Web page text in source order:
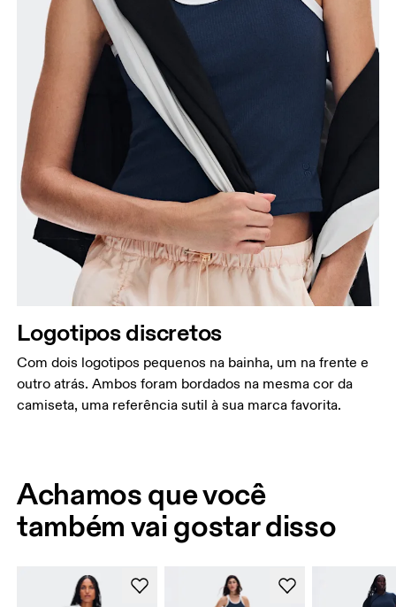
Logotipos discretos
Com dois logotipos pequenos na bainha, um na frente e
outro atrás. Ambos foram bordados na mesma cor da
camiseta, uma referência sutil à sua marca favorita.
Achamos que você
também vai gostar disso